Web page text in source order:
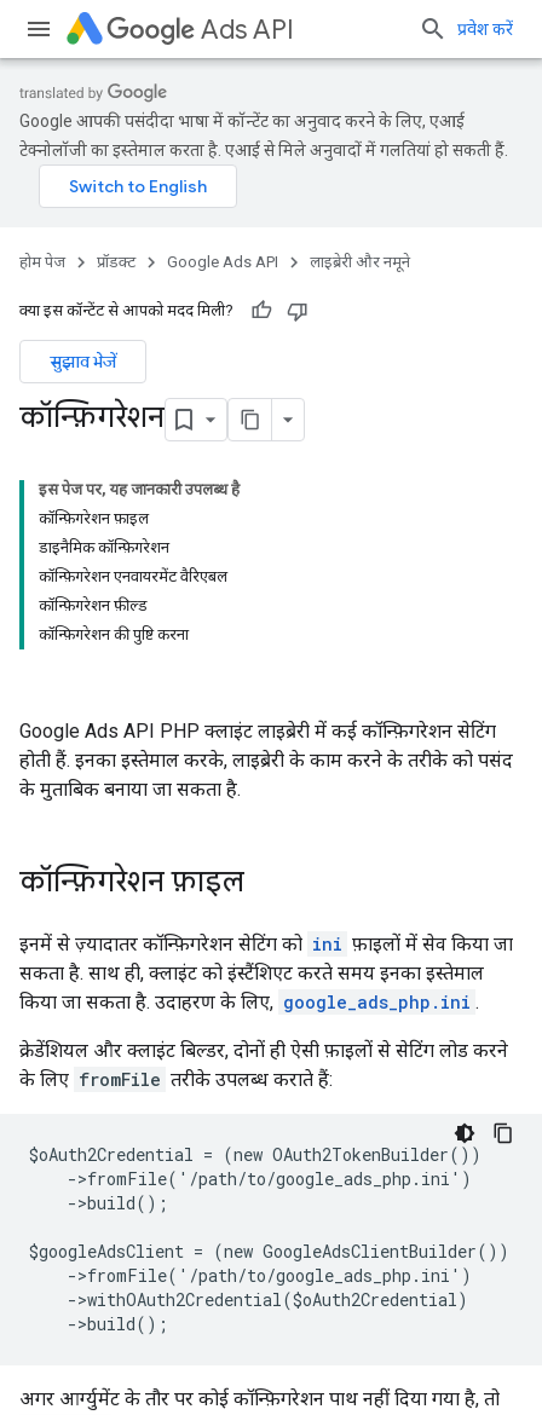
Ads API प्रवेश करें
Google आपकी पसंदीदा भाषा में कॉन्टेंट का अनुवाद करने के लिए, एआई
टेक्नोलॉजी का इस्तेमाल करता है. एआई से मिले अनुवादों में गलतियां हो सकती हैं.
होम पेज प्रॉडक्ट Google Ads API लाइब्रेरी और नमूने
क्या इस कॉन्टेंट से आपको मदद मिली?
सुझाव भेजें
कॉन्फ़िगरेशन
इस पेज पर, यह जानकारी उपलब्ध है
कॉन्फ़िगरेशन फ़ाइल
डाइनैमिक कॉन्फ़िगरेशन
कॉन्फ़िगरेशन एनवायरमेंट वैरिएबल
कॉन्फ़िगरेशन फ़ील्ड
कॉन्फ़िगरेशन की पुष्टि करना
Google Ads API PHP क्लाइंट लाइब्रेरी में कई कॉन्फ़िगरेशन सेटिंग
होती हैं. इनका इस्तेमाल करके, लाइब्रेरी के काम करने के तरीके को पसंद
के मुताबिक बनाया जा सकता है.
कॉन्फ़िगरेशन फ़ाइल
इनमें से ज़्यादातर कॉन्फ़िगरेशन सेटिंग को ini फ़ाइलों में सेव किया जा
सकता है. साथ ही, क्लाइंट को इंस्टैंशिएट करते समय इनका इस्तेमाल
किया जा सकता है. उदाहरण के लिए, google_ads_php.ini .
क्रेडेंशियल और क्लाइंट बिल्डर, दोनों ही ऐसी फ़ाइलों से सेटिंग लोड करने
के लिए fromFile तरीके उपलब्ध कराते हैं:
$oAuth2Credential = (new OAuth2TokenBuilder())
    ->fromFile('/path/to/google_ads_php.ini')
    ->build();
$googleAdsClient = (new GoogleAdsClientBuilder())
    ->fromFile('/path/to/google_ads_php.ini')
    ->withOAuth2Credential($oAuth2Credential)
    ->build();
अगर आर्ग्युमेंट के तौर पर कोई कॉन्फ़िगरेशन पाथ नहीं दिया गया है, तो